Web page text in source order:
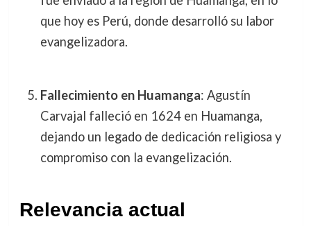
que hoy es Perú, donde desarrolló su labor
evangelizadora.
Fallecimiento en Huamanga: Agustín
Carvajal falleció en 1624 en Huamanga,
dejando un legado de dedicación religiosa y
compromiso con la evangelización.
Relevancia actual